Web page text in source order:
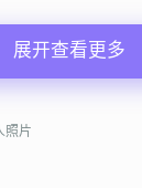
43岁 | 丧偶 | 165cm |
寻找异性：
展开查看更多
照片